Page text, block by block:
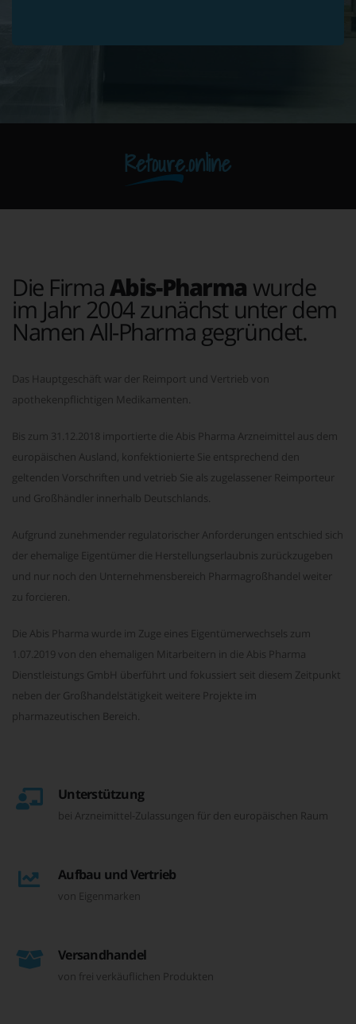
Retoure.online
Die Firma Abis-Pharma wurde
im Jahr 2004 zunächst unter dem
Namen All-Pharma gegründet.
Das Hauptgeschäft war der Reimport und Vertrieb von
apothekenpflichtigen Medikamenten.
Bis zum 31.12.2018 importierte die Abis Pharma Arzneimittel aus dem
europäischen Ausland, konfektionierte Sie entsprechend den
geltenden Vorschriften und vetrieb Sie als zugelassener Reimporteur
und Großhändler innerhalb Deutschlands.
Aufgrund zunehmender regulatorischer Anforderungen entschied sich
der ehemalige Eigentümer die Herstellungserlaubnis zurückzugeben
und nur noch den Unternehmensbereich Pharmagroßhandel weiter
zu forcieren.
Die Abis Pharma wurde im Zuge eines Eigentümerwechsels zum
1.07.2019 von den ehemaligen Mitarbeitern in die Abis Pharma
Dienstleistungs GmbH überführt und fokussiert seit diesem Zeitpunkt
neben der Großhandelstätigkeit weitere Projekte im
pharmazeutischen Bereich.
Unterstützung
bei Arzneimittel-Zulassungen für den europäischen Raum
Aufbau und Vertrieb
von Eigenmarken
Versandhandel
von frei verkäuflichen Produkten